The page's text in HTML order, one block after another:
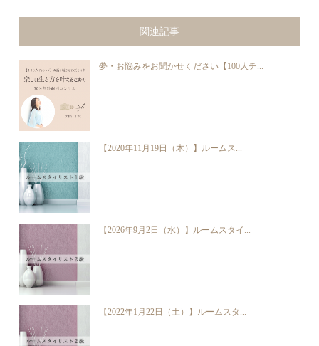
関連記事
夢・お悩みをお聞かせください【100人チ...
【2020年11月19日（木）】ルームス...
【2026年9月2日（水）】ルームスタイ...
【2022年1月22日（土）】ルームスタ...